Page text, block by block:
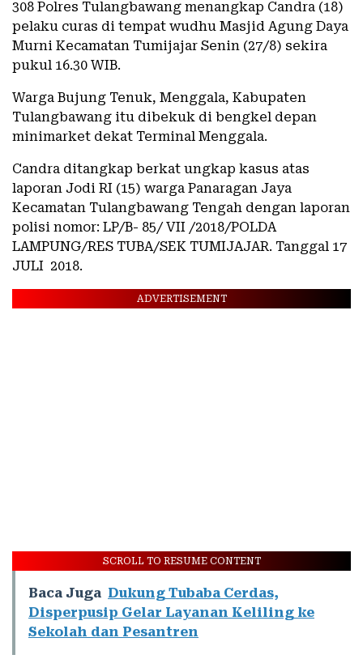
308 Polres Tulangbawang menangkap Candra (18)
pelaku curas di tempat wudhu Masjid Agung Daya
Murni Kecamatan Tumijajar Senin (27/8) sekira
pukul 16.30 WIB.
Warga Bujung Tenuk, Menggala, Kabupaten
Tulangbawang itu dibekuk di bengkel depan
minimarket dekat Terminal Menggala.
Candra ditangkap berkat ungkap kasus atas
laporan Jodi RI (15) warga Panaragan Jaya
Kecamatan Tulangbawang Tengah dengan laporan
polisi nomor: LP/B- 85/ VII /2018/POLDA
LAMPUNG/RES TUBA/SEK TUMIJAJAR. Tanggal 17
JULI 2018.
ADVERTISEMENT
SCROLL TO RESUME CONTENT
Baca Juga Dukung Tubaba Cerdas,
Disperpusip Gelar Layanan Keliling ke
Sekolah dan Pesantren